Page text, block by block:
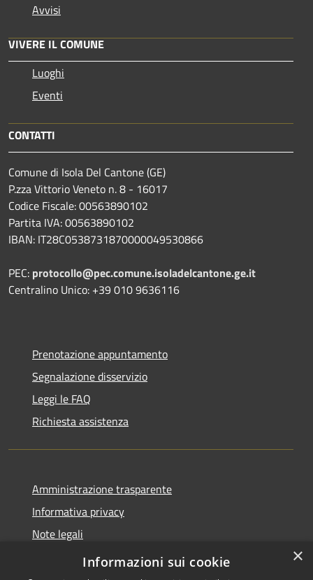
Avvisi
VIVERE IL COMUNE
Luoghi
Eventi
CONTATTI
Comune di Isola Del Cantone (GE)
P.zza Vittorio Veneto n. 8 - 16017
Codice Fiscale: 00563890102
Partita IVA: 00563890102
IBAN: IT28C0538731870000049530866
PEC: protocollo@pec.comune.isoladelcantone.ge.it
Centralino Unico: +39 010 9636116
Prenotazione appuntamento
Segnalazione disservizio
Leggi le FAQ
Richiesta assistenza
Amministrazione trasparente
Informativa privacy
Note legali
Dichiarazione di accessibilità
×
Informazioni sui cookie